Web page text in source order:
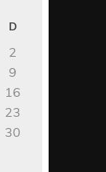
D
2
9
16
23
30